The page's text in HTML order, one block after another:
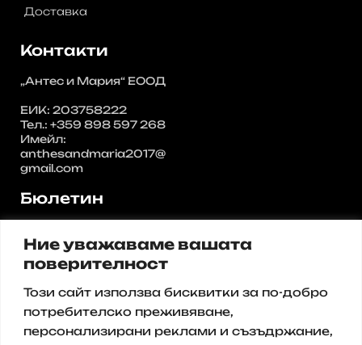
Ние уважаваме вашата
поверителност
Този сайт използва бисквитки за по-добро
потребителско преживяване,
персонализирани реклами и съзъдржание,
Доставка
Контакти
„Антес и Мария“ ЕООД
ЕИК: 203758222
Тел.: +359 898 597 268
Имейл:
anthesandmaria2017@
gmail.com
Бюлетин
бюлетин и получавайте
промоции от нас.
Имейл